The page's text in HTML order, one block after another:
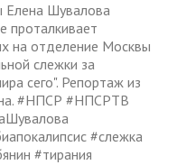
Шувалова
проталкивает
на отделение Москвы
слежки за
сего". Репортаж из
#НПСР #НПСРТВ
#слежка
#тирания